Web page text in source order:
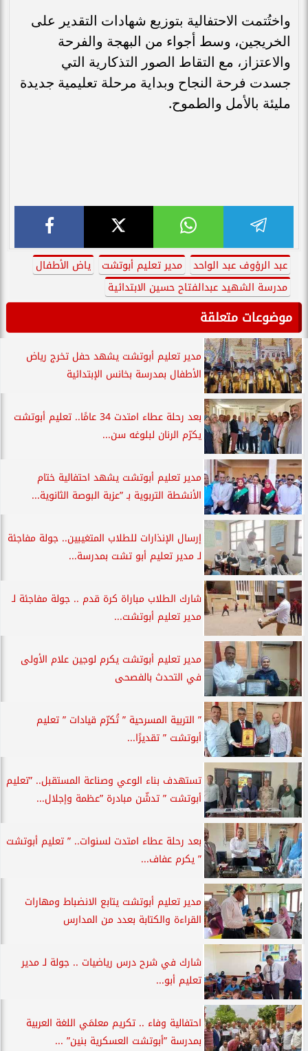
واختُتمت الاحتفالية بتوزيع شهادات التقدير على
الخريجين، وسط أجواء من البهجة والفرحة
والاعتزاز، مع التقاط الصور التذكارية التي
جسدت فرحة النجاح وبداية مرحلة تعليمية جديدة
مليئة بالأمل والطموح.
عبد الرؤوف عبد الواحد مدير تعليم أبوتشت
ياض الأطفال
مدرسة الشهيد عبدالفتاح حسين الابتدائية
موضوعات متعلقة
مدير تعليم أبوتشت يشهد حفل تخرج رياض
الأطفال بمدرسة بخانس الإبتدائية
بعد رحلة عطاء امتدت 34 عامًا.. تعليم أبوتشت
يكرّم الرنان لبلوغه سن...
مدير تعليم أبوتشت يشهد احتفالية ختام
الأنشطة التربوية بـ ”عزبة البوصة الثانوية...
إرسال الإنذارات للطلاب المتغيبين.. جولة مفاجئة
لـ مدير تعليم أبو تشت بمدرسة...
شارك الطلاب مباراة كرة قدم .. جولة مفاجئة لـ
مدير تعليم أبوتشت...
مدير تعليم أبوتشت يكرم لوجين علام الأولى
في التحدث بالفصحى
” التربية المسرحية ” تُكرّم قيادات ” تعليم
أبوتشت ” تقديرًا...
تستهدف بناء الوعي وصناعة المستقبل.. ”تعليم
أبوتشت ” تدشّن مبادرة ”عظمة وإجلال...
بعد رحلة عطاء امتدت لسنوات.. ” تعليم أبوتشت
” يكرم عفاف...
مدير تعليم أبوتشت يتابع الانضباط ومهارات
القراءة والكتابة بعدد من المدارس
شارك في شرح درس رياضيات .. جولة لـ مدير
تعليم أبو...
احتفالية وفاء .. تكريم معلمَي اللغة العربية
بمدرسة ”أبوتشت العسكرية بنين” ...